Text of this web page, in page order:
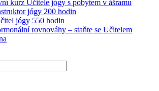
kurz Učitele jógy s pobytem v ášramu
jógy 200 hodin
jógy 550 hodin
rovnováhy – staňte se Učitelem